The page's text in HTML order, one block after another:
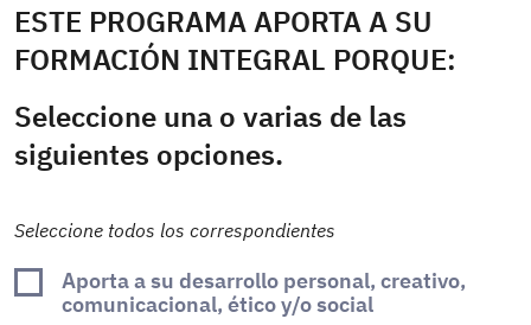
ESTE PROGRAMA APORTA A SU
FORMACIÓN INTEGRAL PORQUE:
Seleccione una o varias de las
siguientes opciones.
Seleccione todos los correspondientes
Aporta a su desarrollo personal, creativo,
comunicacional, ético y/o social